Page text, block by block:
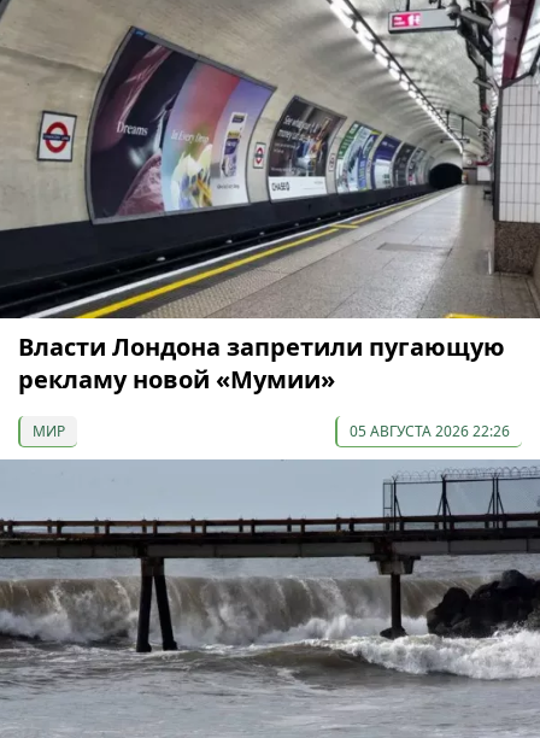
Власти Лондона запретили пугающую
рекламу новой «Мумии»
МИР 05 АВГУСТА 2026 22:26